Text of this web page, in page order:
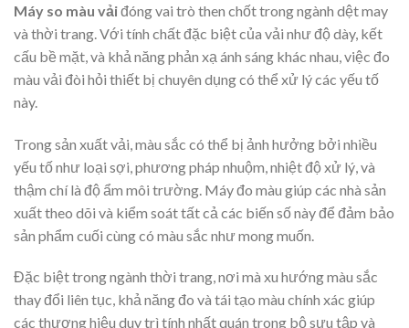
Máy so màu vảiđóng vai trò then chốt trong ngành dệt may
và thời trang. Với tính chất đặc biệt của vải như độ dày, kết
cấu bề mặt, và khả năng phản xạ ánh sáng khác nhau, việc đo
màu vải đòi hỏi thiết bị chuyên dụng có thể xử lý các yếu tố
này.
Trong sản xuất vải, màu sắc có thể bị ảnh hưởng bởi nhiều
yếu tố như loại sợi, phương pháp nhuộm, nhiệt độ xử lý, và
thậm chí là độ ẩm môi trường. Máy đo màu giúp các nhà sản
xuất theo dõi và kiểm soát tất cả các biến số này để đảm bảo
sản phẩm cuối cùng có màu sắc như mong muốn.
Đặc biệt trong ngành thời trang, nơi mà xu hướng màu sắc
thay đổi liên tục, khả năng đo và tái tạo màu chính xác giúp
các thương hiệu duy trì tính nhất quán trong bộ sưu tập và